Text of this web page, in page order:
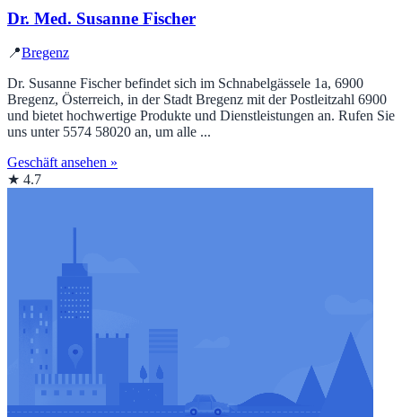
Dr. Med. Susanne Fischer
📍Bregenz
Dr. Susanne Fischer befindet sich im Schnabelgässele 1a, 6900
Bregenz, Österreich, in der Stadt Bregenz mit der Postleitzahl 6900
und bietet hochwertige Produkte und Dienstleistungen an. Rufen Sie
uns unter 5574 58020 an, um alle ...
Geschäft ansehen »
★ 4.7